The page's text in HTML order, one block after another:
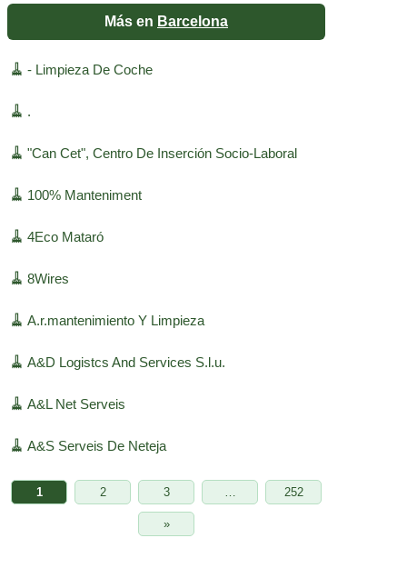
Más en Barcelona
🧹 - Limpieza De Coche
🧹 .
🧹 "Can Cet", Centro De Inserción Socio-Laboral
🧹 100% Manteniment
🧹 4Eco Mataró
🧹 8Wires
🧹 A.r.mantenimiento Y Limpieza
🧹 A&D Logistcs And Services S.l.u.
🧹 A&L Net Serveis
🧹 A&S Serveis De Neteja
1 2 3 … 252
»